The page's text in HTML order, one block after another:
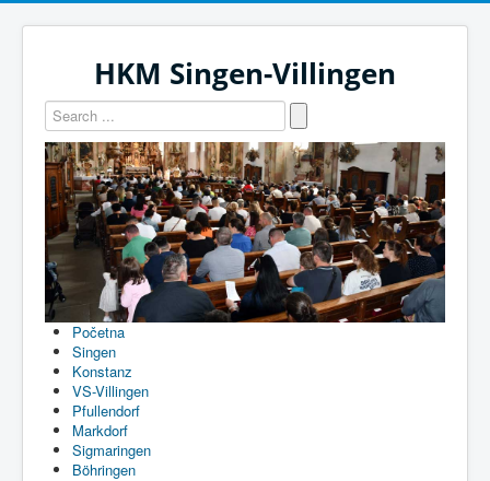
HKM Singen-Villingen
Početna
Singen
Konstanz
VS-Villingen
Pfullendorf
Markdorf
Sigmaringen
Böhringen